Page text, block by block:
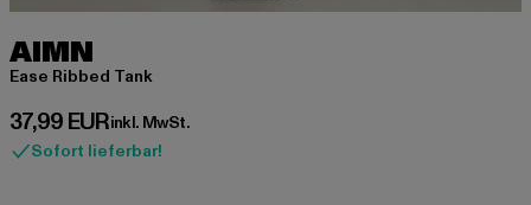
AIMN
Ease Ribbed Tank
37,99 EUR
Derzeitiger Preis: 37,99 EUR
inkl. MwSt.
Sofort lieferbar!